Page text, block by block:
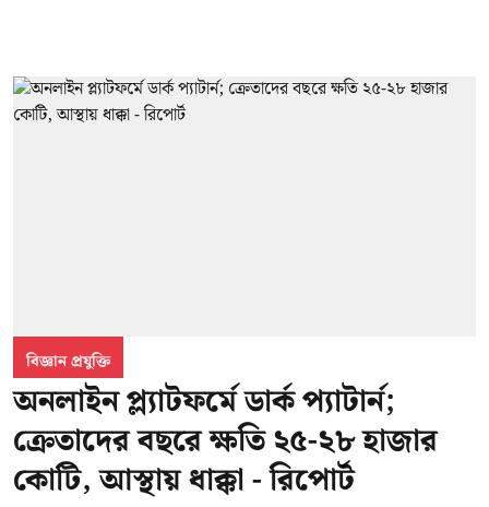
বিজ্ঞান প্রযুক্তি
অনলাইন প্ল্যাটফর্মে ডার্ক প্যাটার্ন;
ক্রেতাদের বছরে ক্ষতি ২৫-২৮ হাজার
কোটি, আস্থায় ধাক্কা - রিপোর্ট